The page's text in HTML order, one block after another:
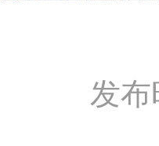
发布